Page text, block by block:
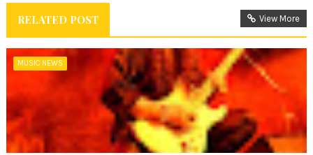
RELATED POST View More
MUSIC NEWS